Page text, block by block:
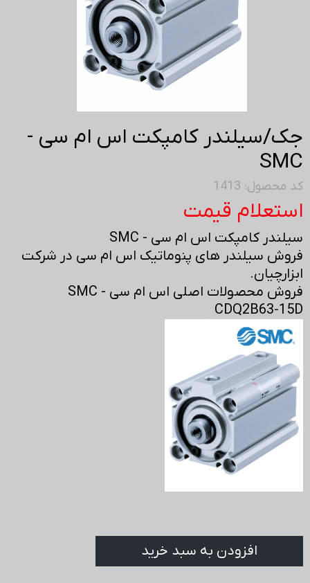
جک/سیلندر کامپکت اس ام سی -
SMC
کد محصول: 1413
استعلام قیمت
سیلندر کامپکت اس ام سی - SMC
فروش سیلندر های پنوماتیک اس ام سی در شرکت
ابزارچیان.
فروش محصولات اصلی اس ام سی - SMC
CDQ2B63-15D
افزودن به سبد خرید